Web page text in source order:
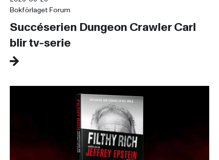
Bokförlaget Forum
Succéserien Dungeon Crawler Carl
blir tv-serie